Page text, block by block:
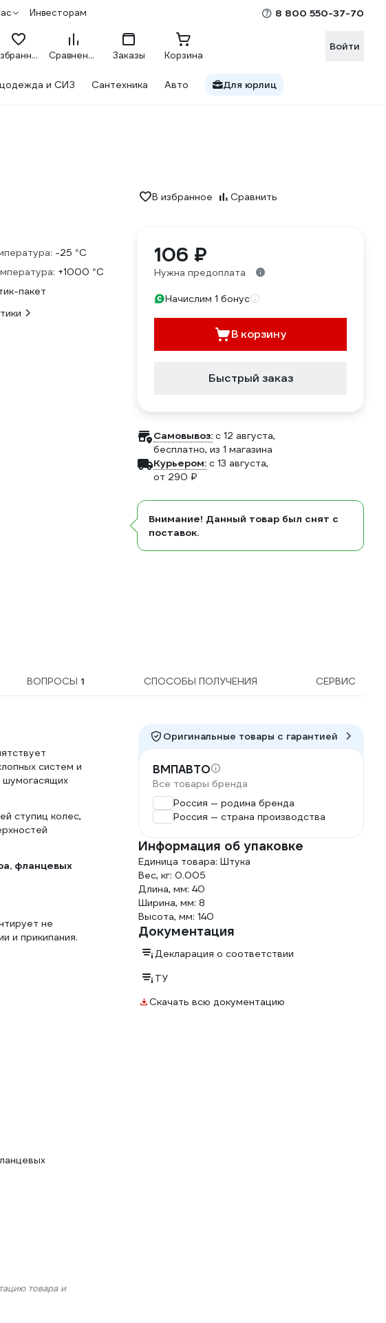
Инвесторам 8 800 550-37-70
Избранное Сравнение Заказы Корзина
Войти
и СИЗ Сантехника Авто Для юрлиц
В избранное Сравнить
-25 °С
+1000 °С
пакет
106 ₽
Нужна предоплата
Начислим 1 бонус
В корзину
Быстрый заказ
Самовывоз: c 12 августа,
бесплатно, из 1 магазина
Курьером: c 13 августа,
от 290 ₽
Внимание! Данный товар был снят с
поставок.
ВОПРОСЫ 1 СПОСОБЫ ПОЛУЧЕНИЯ СЕРВИС
систем и
шумогасящих
ступиц колес,
фланцевых
не
и прикипания.
товара и
Оригинальные товары c гарантией
ВМПАВТО
Все товары бренда
Россия — родина бренда
Россия — страна производства
Информация об упаковке
Единица товара: Штука
Вес, кг: 0.005
Длина, мм: 40
Ширина, мм: 8
Высота, мм: 140
Документация
Декларация о соответствии
ТУ
Скачать всю документацию